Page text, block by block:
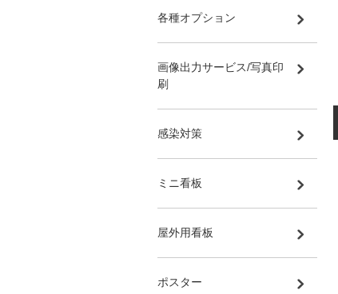
各種オプション
画像出力サービス/写真印
刷
感染対策
ミニ看板
屋外用看板
ポスター